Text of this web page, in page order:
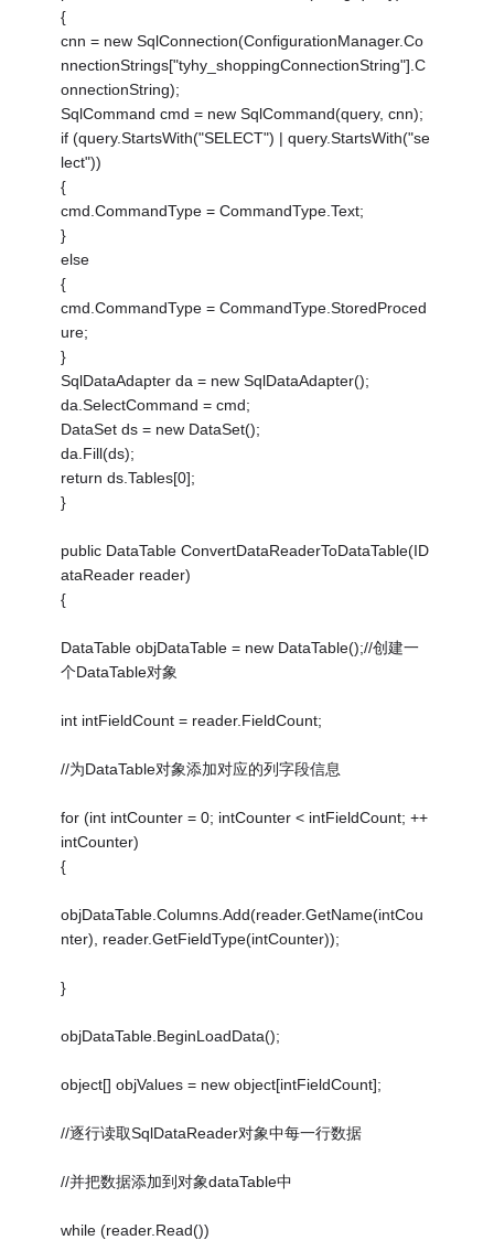
{
cnn = new SqlConnection(ConfigurationManager.Co
nnectionStrings["tyhy_shoppingConnectionString"].C
onnectionString);
SqlCommand cmd = new SqlCommand(query, cnn);
if (query.StartsWith("SELECT") | query.StartsWith("se
lect"))
{
cmd.CommandType = CommandType.Text;
}
else
{
cmd.CommandType = CommandType.StoredProced
ure;
}
SqlDataAdapter da = new SqlDataAdapter();
da.SelectCommand = cmd;
DataSet ds = new DataSet();
da.Fill(ds);
return ds.Tables[0];
}
public DataTable ConvertDataReaderToDataTable(ID
ataReader reader)
{
DataTable objDataTable = new DataTable();//创建一
个DataTable对象
int intFieldCount = reader.FieldCount;
//为DataTable对象添加对应的列字段信息
for (int intCounter = 0; intCounter < intFieldCount; ++
intCounter)
{
objDataTable.Columns.Add(reader.GetName(intCou
nter), reader.GetFieldType(intCounter));
}
objDataTable.BeginLoadData();
object[] objValues = new object[intFieldCount];
//逐行读取SqlDataReader对象中每一行数据
//并把数据添加到对象dataTable中
while (reader.Read())